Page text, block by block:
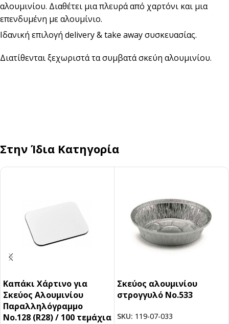
αλουμινίου. Διαθέτει μια πλευρά από χαρτόνι και μια
επενδυμένη με αλουμίνιο.
Ιδανική επιλογή delivery & take away συσκευασίας.
Διατίθενται ξεχωριστά τα συμβατά σκεύη αλουμινίου.
Στην Ίδια Κατηγορία
Καπάκι Χάρτινο για
Σκεύος Αλουμινίου
Παραλληλόγραμμο
Νο.128 (R28) / 100 τεμάχια
Σκεύος αλουμινίου
στρογγυλό Νο.533
SKU: 119-07-033